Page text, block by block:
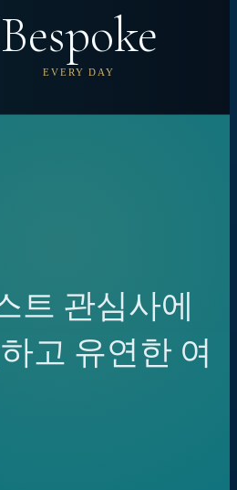
Bespoke
EVERY DAY
트 관심사에
고 유연한 여